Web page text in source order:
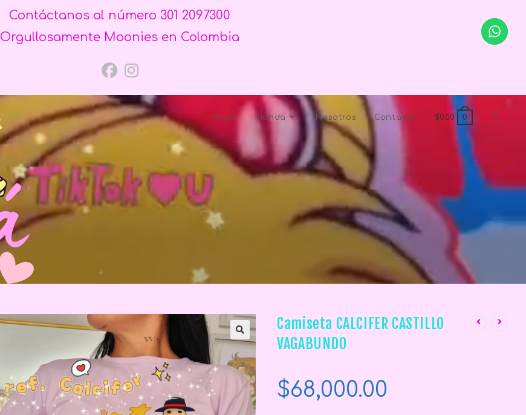
Contáctanos al número 301 2097300
Orgullosamente Moonies en Colombia
Inicio Tienda Nosotros Contacto $0.00 0
Camiseta CALCIFER CASTILLO
VAGABUNDO
$68,000.00